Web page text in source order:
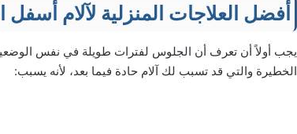
أفضل العلاجات المنزلية لآلام
يجب أولاً أن تعرف أن الجلوس لفترات طويلة في نفس
الخطيرة والتي قد تسبب لك آلام حادة فيما بعد، لأنه يسبب: